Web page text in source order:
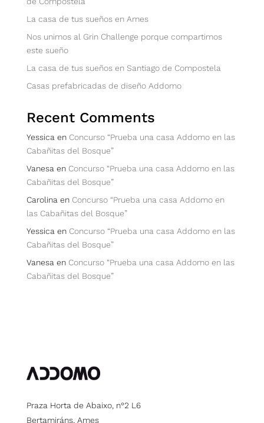
La casa de tus sueños en Ames
Nos unimos al Grin Challenge porque compartimos
este sueño
La casa de tus sueños en Santiago de Compostela
Casas prefabricadas de diseño Addomo
Recent Comments
Yessicaen Concurso “Prueba una casa Addomo en las
Cabañitas del Bosque”
Vanesaen Concurso “Prueba una casa Addomo en las
Cabañitas del Bosque”
Carolinaen Concurso “Prueba una casa Addomo en
las Cabañitas del Bosque”
Yessicaen Concurso “Prueba una casa Addomo en las
Cabañitas del Bosque”
Vanesaen Concurso “Prueba una casa Addomo en las
Cabañitas del Bosque”
Praza Horta de Abaixo, n°2 L6
Bertamiráns, Ames